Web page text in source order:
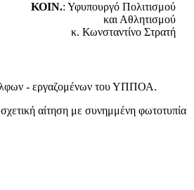
ΚΟΙΝ.: Υφυπουργό Πολιτισμού
και Αθλητισμού
κ. Κωνσταντίνο Στρατή
- εργαζομένων του ΥΠΠΟΑ.
αίτηση με συνημμένη φωτοτυπία